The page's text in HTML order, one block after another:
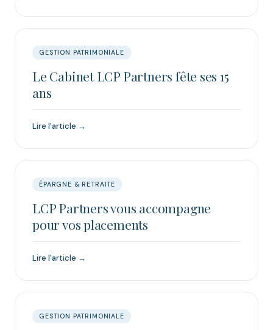
GESTION PATRIMONIALE
Le Cabinet LCP Partners fête ses 15
ans
Lire l'article →
ÉPARGNE & RETRAITE
LCP Partners vous accompagne
pour vos placements
Lire l'article →
GESTION PATRIMONIALE